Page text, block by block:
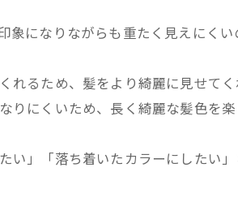
になりながらも重たく見えにくい
るため、髪をより綺麗に見せてく
にくいため、長く綺麗な髪色を楽
い」「落ち着いたカラーにしたい」